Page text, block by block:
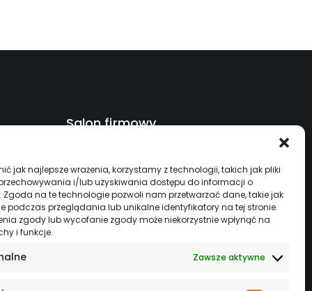
jak najlepsze wrażenia, korzystamy z technologii, takich jak pliki
i/lub uzyskiwania dostępu do informacji o
Zgoda na te technologie pozwoli nam przetwarzać dane, takie jak
podczas przeglądania lub unikalne identyfikatory na tej stronie.
zgody lub wycofanie zgody może niekorzystnie wpłynąć na
i funkcje.
Zawsze aktywne
Salon firmowy
ul. Kcyńska 45, Szubin 89-200
+48 533 944 931